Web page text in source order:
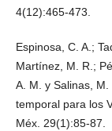
4(12):465-473.
Espinosa, C. A.;
Martínez, M. R.;
A. M. y Salinas,
temporal para los
Méx. 29(1):85-87.